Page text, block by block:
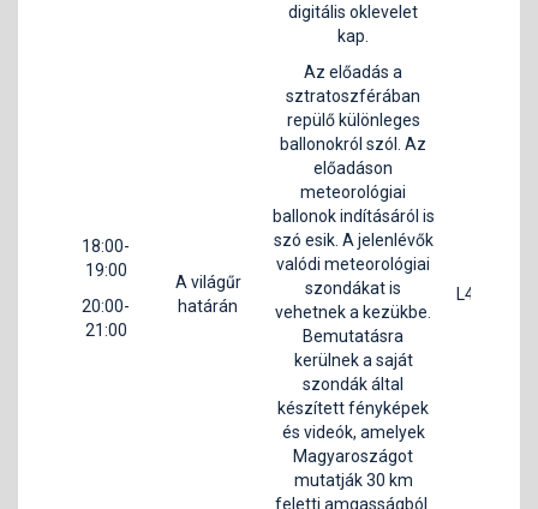
digitális oklevelet
kap.
18:00-
19:00
20:00-
21:00
A világűr
határán
Az előadás a
sztratoszférában
repülő különleges
ballonokról szól. Az
előadáson
meteorológiai
ballonok indításáról is
szó esik. A jelenlévők
valódi meteorológiai
szondákat is
vehetnek a kezükbe.
Bemutatásra
kerülnek a saját
szondák által
készített fényképek
és videók, amelyek
Magyaroszágot
mutatják 30 km
feletti amgasságból.
L4/5